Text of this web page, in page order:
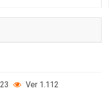
Ver 1.112